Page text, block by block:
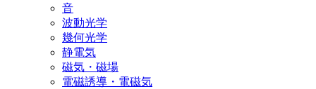
音
波動光学
幾何光学
静電気
磁気・磁場
電磁誘導・電磁気